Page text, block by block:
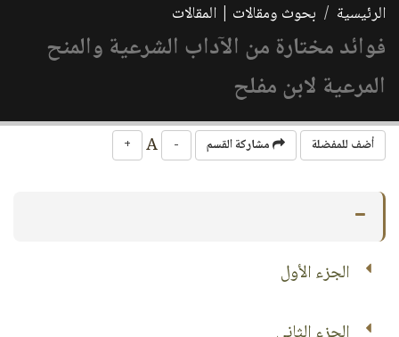
الرئيسية بحوث ومقالات | المقالات
فوائد مختارة من الآداب الشرعية والمنح
المرعية لابن مفلح
أضف للمفضلة مشاركة القسم -
+
الجزء الأول